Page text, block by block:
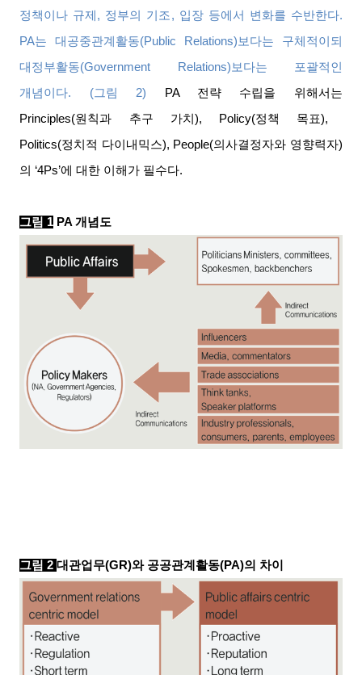
정책이나 규제 , 정부의 기조, 입장 등에서 변화를 수반한다.
PA는 대공중관계활동(Public Relations)보다는 구체적이되
대정부활동(Government Relations)보다는 포괄적인
개념이다. (그림 2) PA 전략 수립을 위해서는
Principles(원칙과 추구 가치 ), Policy(정책 목표),
Politics(정치적 다이내믹스), People(의사결정자와 영향력자)
의 ‘4Ps’에 대한 이해가 필수다.
그림 1 PA개념도
그림 2대관업무(GR)와 공공관계활동(PA)의 차이